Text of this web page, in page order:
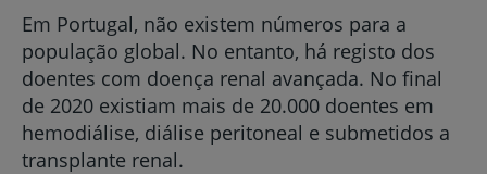
Em Portugal, não existem números para a
população global. No entanto, há registo dos
doentes com doença renal avançada. No final
de 2020 existiam mais de 20.000 doentes em
hemodiálise, diálise peritoneal e submetidos a
transplante renal.